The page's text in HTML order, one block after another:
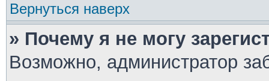
Вернуться наверх
» Почему я не могу
Возможно, администратор